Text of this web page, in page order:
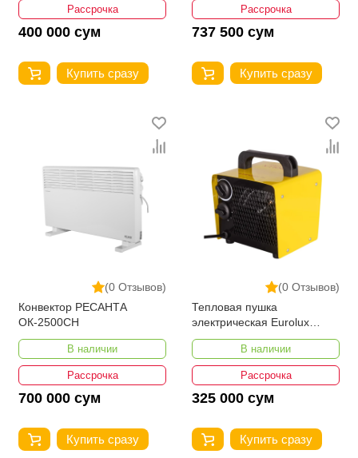
Рассрочка
400 000 сум
Купить сразу
Рассрочка
737 500 сум
Купить сразу
(0 Отзывов)
Конвектор РЕСАНТА
ОК-2500СН
В наличии
Рассрочка
700 000 сум
Купить сразу
(0 Отзывов)
Тепловая пушка
электрическая Eurolux
ТЭПК-EU-2000
В наличии
Рассрочка
325 000 сум
Купить сразу